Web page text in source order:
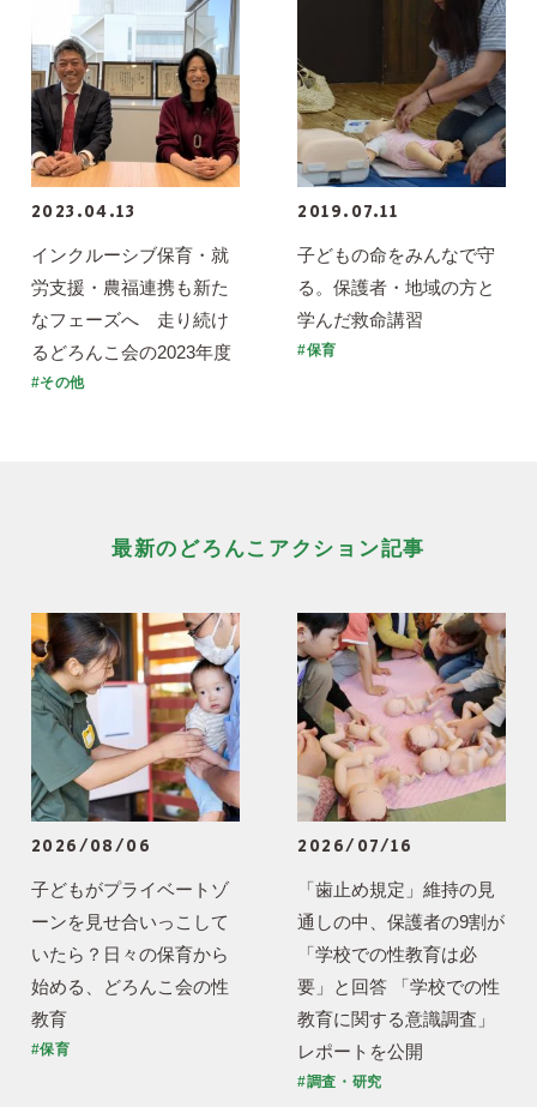
2023.04.13
インクルーシブ保育・就
労支援・農福連携も新た
なフェーズへ 走り続け
るどろんこ会の2023年度
#その他
2019.07.11
子どもの命をみんなで守
る。保護者・地域の方と
学んだ救命講習
#保育
最新のどろんこアクション記事
2026/08/06
子どもがプライベートゾ
ーンを見せ合いっこして
いたら？日々の保育から
始める、どろんこ会の性
教育
#保育
2026/07/16
「歯止め規定」維持の見
通しの中、保護者の9割が
「学校での性教育は必
要」と回答 「学校での性
教育に関する意識調査」
レポートを公開
#調査・研究